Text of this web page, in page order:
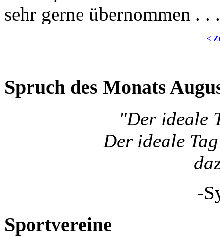
sehr gerne übernommen . . .
<
Spruch des Monats
"Der ideale
Der ideale
-
Sportvereine